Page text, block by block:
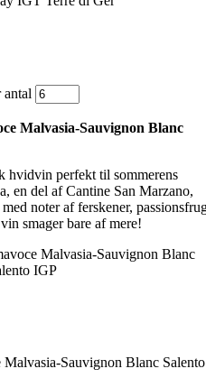
Malvasia-Sauvignon Blanc
hvidvin perfekt til sommerens
en del af Cantine San Marzano,
noter af ferskener,
smager bare af mere!
Malvasia-Sauvignon Blanc Salento